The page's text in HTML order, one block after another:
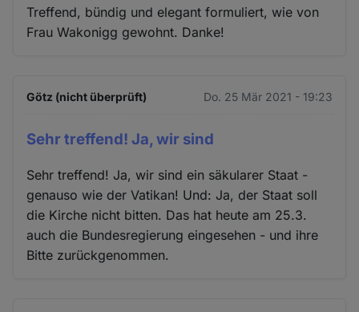
Treffend, bündig und elegant formuliert, wie von
Frau Wakonigg gewohnt. Danke!
Götz (nicht überprüft) Do. 25 Mär 2021 - 19:23
Sehr treffend! Ja, wir sind
Sehr treffend! Ja, wir sind ein säkularer Staat -
genauso wie der Vatikan! Und: Ja, der Staat soll
die Kirche nicht bitten. Das hat heute am 25.3.
auch die Bundesregierung eingesehen - und ihre
Bitte zurückgenommen.